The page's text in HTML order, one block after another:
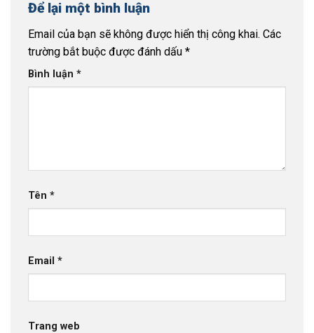
Để lại một bình luận
Email của bạn sẽ không được hiển thị công khai. Các
trường bắt buộc được đánh dấu *
Bình luận *
Tên *
Email *
Trang web